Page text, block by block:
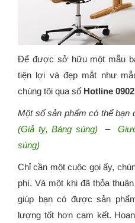
Để được sở hữu một mẫu
tiện lợi và đẹp mắt như
chúng tôi qua số Hotline
Một số sản phẩm có thể bạn
(Giả tỵ, Báng súng) –
súng)
Chỉ cần một cuộc gọi ấy,
phí. Và một khi đã thỏa
giúp bạn có được sản
lượng tốt hơn cam kết.